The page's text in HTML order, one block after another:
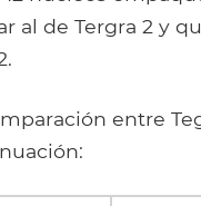
al de Tergra 2 y
entre